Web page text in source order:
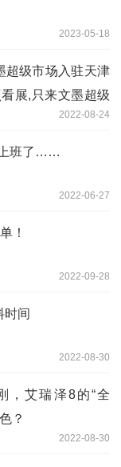
2023-05-18
超级市场入驻天津
展,只来文墨超级
2022-08-24
上班了……
2022-06-27
！
2022-09-28
时间
2022-08-30
，艾瑞泽8的“全
？
2022-08-30